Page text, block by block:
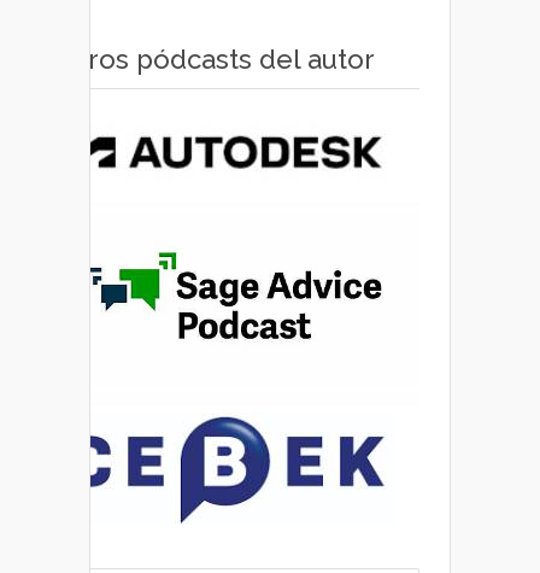
Otros pódcasts del autor